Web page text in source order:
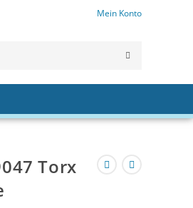
Mein Konto
Torx